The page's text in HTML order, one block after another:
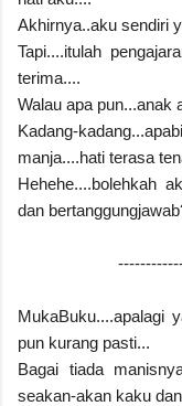
Akhirnya..aku sendiri
Tapi....itulah
terima....
Walau apa pun...anak
Kadang-
manja....hati terasa
Hehehe....bolehkah
dan
MukaBuku....apalagi
pun kurang pasti...
Bagai tiada
seakan-akan kaku